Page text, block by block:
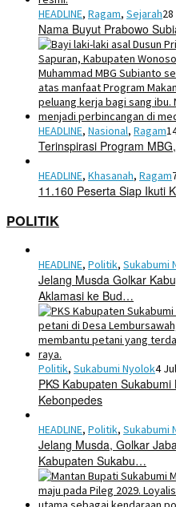
HEADLINE, Ragam, Sejarah
Nama Buyut Prabowo
HEADLINE, Nasional, Ragam
Terinspirasi Program
HEADLINE, Khasanah, Ragam
11.160 Peserta Siap Ikuti
POLITIK
HEADLINE, Politik, Sukabumi
Jelang Musda Golkar
Aklamasi ke Bud…
Politik, Sukabumi Nyolok4
PKS Kabupaten
Kebonpedes
HEADLINE, Politik, Sukabumi
Jelang Musda, Golkar
Kabupaten Sukabu…